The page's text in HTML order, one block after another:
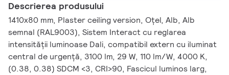
Descrierea produsului
1410x80 mm, Plaster ceiling version, Oțel, Alb, Alb
semnal (RAL9003), Sistem Interact cu reglarea
intensității luminoase Dali, compatibil extern cu iluminat
central de urgență, 3100 lm, 29 W, 110 lm/W, 4000 K,
(0.38, 0.38) SDCM <3, CRI>90, Fascicul luminos larg,